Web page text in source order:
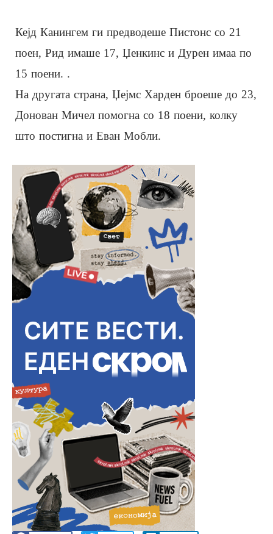
Кејд Канингем ги предводеше Пистонс со 21
поен, Рид имаше 17, Џенкинс и Дурен имаа по
15 поени. .
На другата страна, Џејмс Харден броеше до 23,
Донован Мичел помогна со 18 поени, колку
што постигна и Еван Мобли.